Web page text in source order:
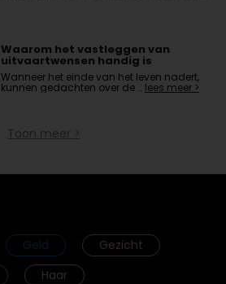
Waarom het vastleggen van
uitvaartwensen handig is
Wanneer het einde van het leven nadert,
kunnen gedachten over de … lees meer >
Toon meer >
Geld
Gezicht
Haar